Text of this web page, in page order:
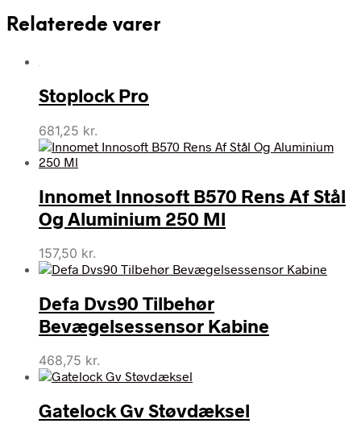
Relaterede varer
Stoplock Pro
681,25 kr.
Innomet Innosoft B570 Rens Af Stål
Og Aluminium 250 Ml
157,50 kr.
Defa Dvs90 Tilbehør
Bevægelsessensor Kabine
468,75 kr.
Gatelock Gv Støvdæksel